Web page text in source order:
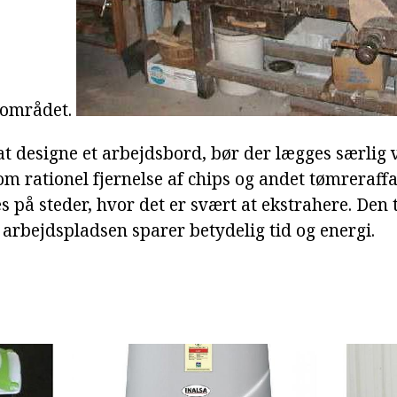
designe et arbejdsbord, bør der lægges særlig
rationel fjernelse af chips og andet
på steder, hvor det er svært at ekstrahere.
sparer betydelig tid og energi.